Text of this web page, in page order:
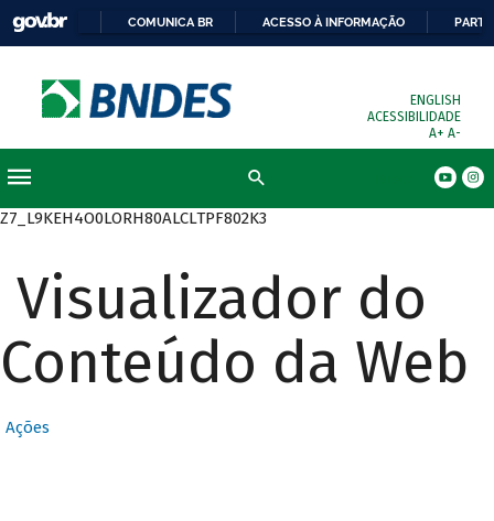
COMUNICA BR ACESSO À INFORMAÇÃO
ENGLISH
ACESSIBILIDADE
A+ A-
Z7_L9KEH4O0LORH80ALCLTPF802K3
Visualizador do
Conteúdo da Web
Ações